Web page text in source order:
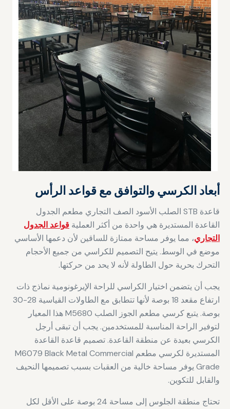
أبعاد الكرسي والتوافق مع قواعد الرأس
قاعدة STB الصلب الأسود الصف التجاري مطعم الجدول
القاعدة المستديرة هي واحدة من أكثر العملية قواعد الجدول
التجاري، مما يوفر مساحة ممتازة للساقين لأن دعمها الأساسي
موضع في الوسط. يتيح التصميم للكراسي من جميع الأحجام
التحرك بحرية حول الطاولة لأنه لا يحد من حركتها.
يجب أن يتضمن اختيار الكراسي للراحة الإيرغونومية نماذج ذات
ارتفاع مقعد 18 بوصة لأنها تتطابق مع الطاولات القياسية 28-30
بوصة. يتبع كرسي مطعم الجوز الصلب M5680 هذا المعيار
لتوفير الراحة المناسبة للمستخدمين. يجب أن تبقى أرجل
الكرسي بعيدة عن منطقة القاعدة. تصميم قاعدة القاعدة
المستديرة لكرسي مطعم M6079 Black Metal Commercial
Grade يوفر مساحة خالية من العقبات بسبب تصميمها النحيف
والقابل للتكوين.
تحتاج منطقة الجلوس إلى مساحة 24 بوصة على الأقل لكل